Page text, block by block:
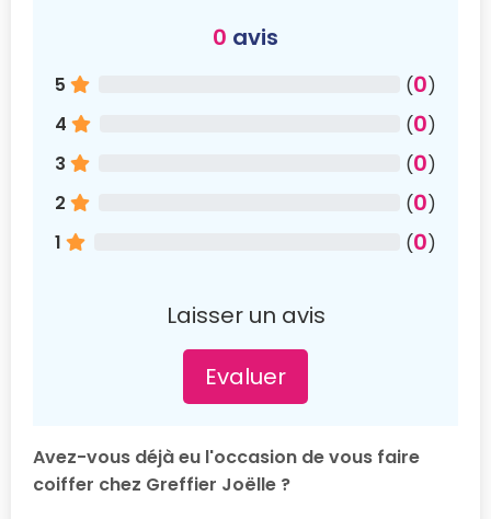
0 avis
5 (0)
4
(0)
3
(0)
2
(0)
1
(0)
Laisser un avis
Evaluer
Avez-vous déjà eu l'occasion de vous faire
coiffer chez Greffier Joëlle ?